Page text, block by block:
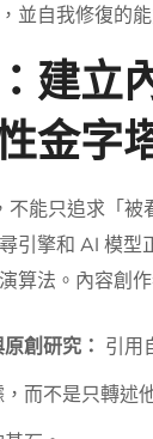
並自我修復的能
建立
金字
不能只追求「被
引擎和 AI 模
算法。內容創作
創研究： 引用
而不是只轉述